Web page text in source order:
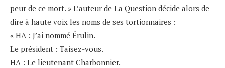
peur de ce mort. » L’auteur de La Question décide alors de
dire à haute voix les noms de ses tortionnaires :
« HA : J’ai nommé Érulin.
Le président : Taisez-vous.
HA : Le lieutenant Charbonnier.